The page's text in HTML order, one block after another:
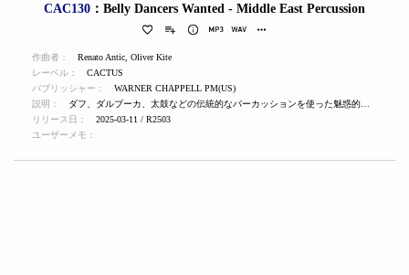
CAC130 ：Belly Dancers Wanted - Middle East Percussion
作曲者： Renato Antic Oliver Kite
レーベル：
CACTUS
パブリッシャー：
WARNER CHAPPELL PM(US)
説明：
リリース日：
2025-03-11 / R2503
ユーザーメモ：